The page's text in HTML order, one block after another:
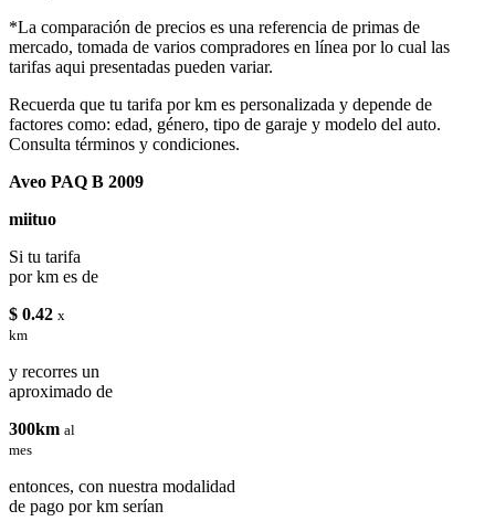
*La comparación de precios es una referencia de primas de
mercado, tomada de varios compradores en línea por lo cual las
tarifas aqui presentadas pueden variar.
Recuerda que tu tarifa por km es personalizada y depende de
factores como: edad, género, tipo de garaje y modelo del auto.
Consulta términos y condiciones.
Aveo PAQ B 2009
miituo
Si tu tarifa
por km es de
$ 0.42 x
km
y recorres un
aproximado de
300km al
mes
entonces, con nuestra modalidad
de pago por km serían